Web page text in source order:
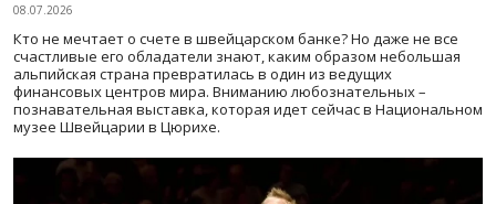
08.07.2026
Кто не мечтает о счете в швейцарском банке? Но даже не все
счастливые его обладатели знают, каким образом небольшая
альпийская страна превратилась в один из ведущих
финансовых центров мира. Вниманию любознательных –
познавательная выставка, которая идет сейчас в Национальном
музее Швейцарии в Цюрихе.